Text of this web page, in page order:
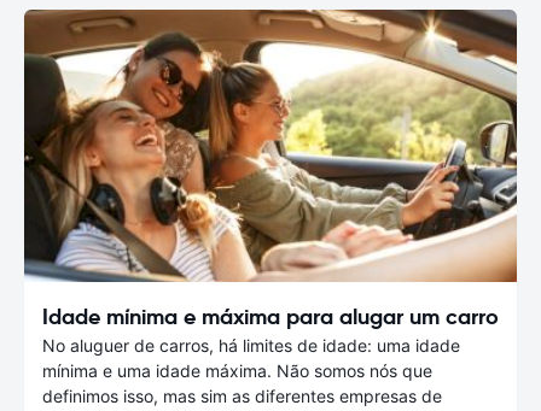
Idade mínima e máxima para alugar um carro
No aluguer de carros, há limites de idade: uma idade
mínima e uma idade máxima. Não somos nós que
definimos isso, mas sim as diferentes empresas de